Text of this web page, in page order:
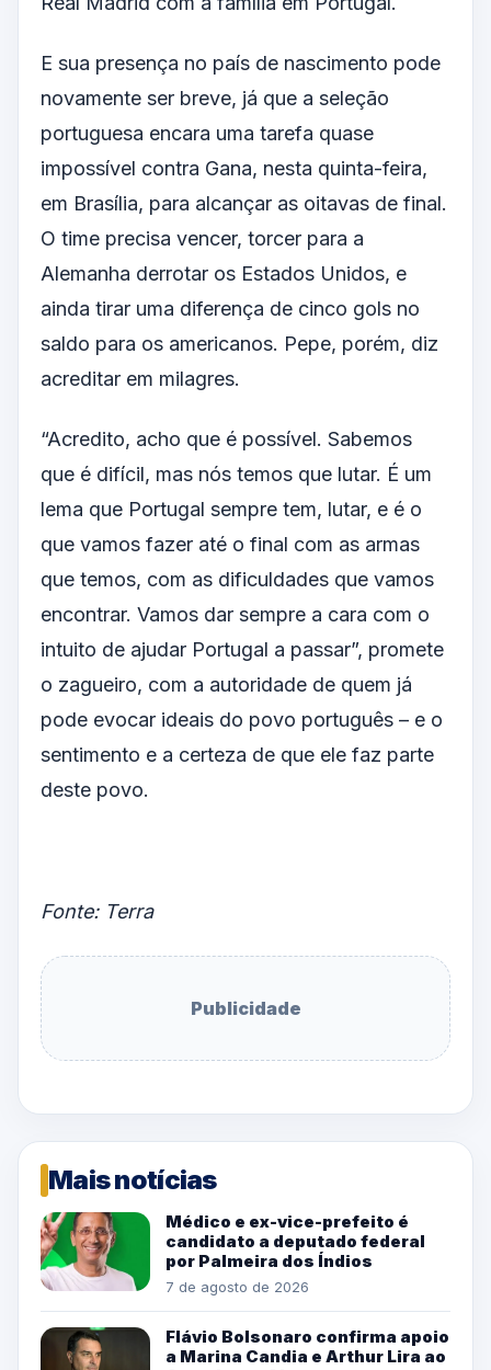
E sua presença no país de nascimento pode
novamente ser breve, já que a seleção
portuguesa encara uma tarefa quase
impossível contra Gana, nesta quinta-feira,
em Brasília, para alcançar as oitavas de final.
O time precisa vencer, torcer para a
Alemanha derrotar os Estados Unidos, e
ainda tirar uma diferença de cinco gols no
saldo para os americanos. Pepe, porém, diz
acreditar em milagres.
“Acredito, acho que é possível. Sabemos
que é difícil, mas nós temos que lutar. É um
lema que Portugal sempre tem, lutar, e é o
que vamos fazer até o final com as armas
que temos, com as dificuldades que vamos
encontrar. Vamos dar sempre a cara com o
intuito de ajudar Portugal a passar”, promete
o zagueiro, com a autoridade de quem já
pode evocar ideais do povo português – e o
sentimento e a certeza de que ele faz parte
deste povo.
Fonte: Terra
Publicidade
Mais notícias
Médico e ex-vice-prefeito é
candidato a deputado federal
por Palmeira dos Índios
7 de agosto de 2026
Flávio Bolsonaro confirma apoio
a Marina Candia e Arthur Lira ao